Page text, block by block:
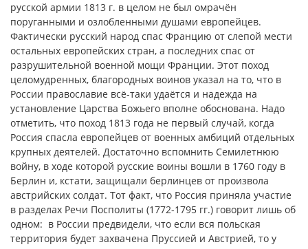
русской армии 1813 г. в целом не был омрачён
поруганными и озлобленными душами европейцев.
Фактически русский народ спас Францию от слепой мести
остальных европейских стран, а последних спас от
разрушительной военной мощи Франции. Этот поход
целомудренных, благородных воинов указал на то, что в
России православие всё-таки удаётся и надежда на
установление Царства Божьего вполне обоснована. Надо
отметить, что поход 1813 года не первый случай, когда
Россия спасла европейцев от военных амбиций отдельных
крупных деятелей. Достаточно вспомнить Семилетнюю
войну, в ходе которой русские воины вошли в 1760 году в
Берлин и, кстати, защищали берлинцев от произвола
австрийских солдат. Тот факт, что Россия приняла участие
в разделах Речи Посполиты (1772-1795 гг.) говорит лишь об
одном: в России предвидели, что если вся польская
территория будет захвачена Пруссией и Австрией, то у